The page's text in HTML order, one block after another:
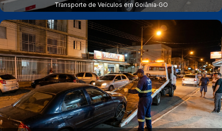
Transporte de Veículos em Goiânia‑GO